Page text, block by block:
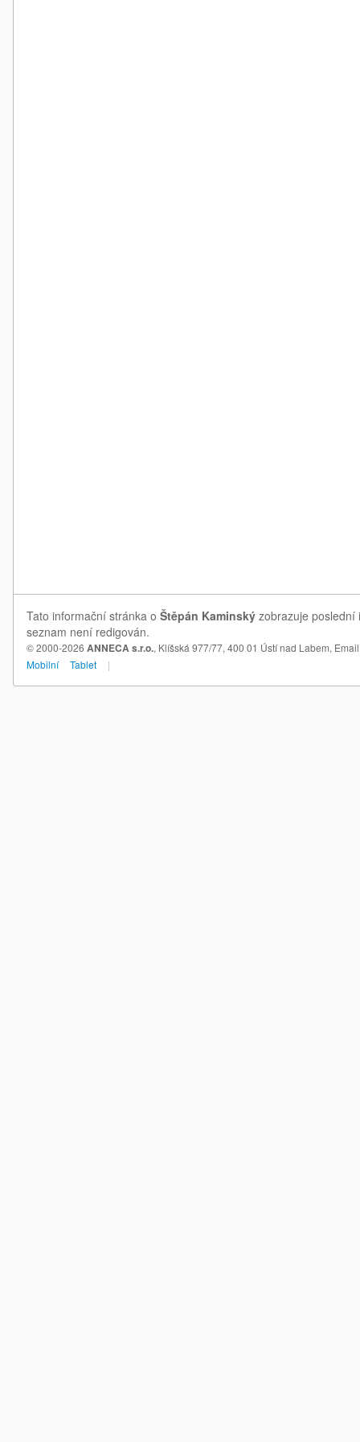
Tato informační stránka o Štěpán Kaminský zobrazuje poslední
seznam není redigován.
© 2000-2026 ANNECA s.r.o., Klíšská 977/77, 400 01 Ústí nad Labem,
Mobilní
Tablet |